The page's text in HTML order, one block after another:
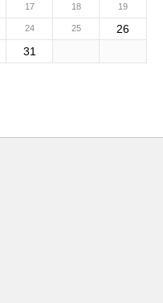
17 18 19
24 25 26
31